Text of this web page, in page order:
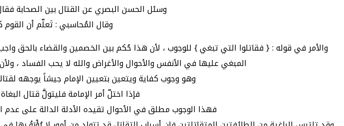
وسئل الحسن البصري عن القتال بين الصحابة
وقال المُحاسبي : تَعلّم أن القوم
والأمر في قوله : { فقاتلوا التي تبغي } للوجوب ، لأن هذا حُكم بين الخصمين والقضاء بالحق
المبغي عليها في الأنفس والأحوال والأغراض والله لا يحب الفساد ،
وهو وجوب كفاية ويتعين بتعيين الإمام جيشاً يوجهه
فإذا اختلّ أمر الإمامة فليتولَّ قتال
فهذا الوجوب مطلق في الأحوال تقيده الأدلة الدالة على عدم